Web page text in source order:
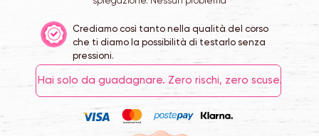
Hai solo da guadagnare. Zero rischi, zero scuse.
Crediamo così tanto nella qualità del corso
che ti diamo la possibilità di testarlo senza
pressioni.